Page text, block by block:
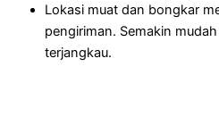
Lokasi muat dan bongkar
pengiriman. Semakin
terjangkau.